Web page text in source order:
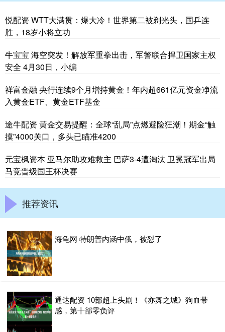
悦配资 WTT大满贯：爆大冷！世界第二被剃光头，国乒连
胜，18岁小将立功
牛宝宝 海空突发！解放军重拳出击，军警联合捍卫国家主权
安全 4月30日，小编
祥富金融 央行连续9个月增持黄金！年内超661亿元资金净流
入黄金ETF、黄金ETF基金
途牛配资 黄金交易提醒：全球“乱局”点燃避险狂潮！期金“触
摸”4000关口，多头已瞄准4200
元宝枫资本 亚马尔助攻难救主 巴萨3-4遭淘汰 卫冕冠军出局
马竞晋级国王杯决赛
推荐资讯
海龟网 特朗普内涵中俄，被怼了
通达配资 10部超上头剧！《亦舞之城》狗血带
感，第十部零负评